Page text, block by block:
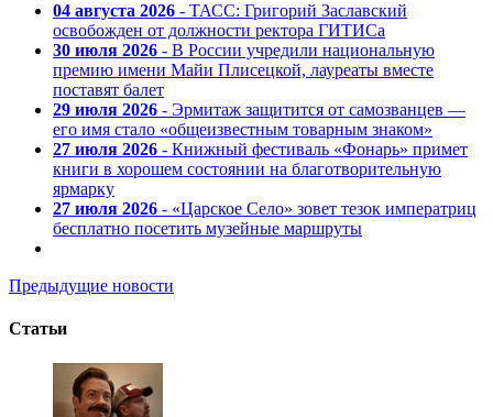
04 августа 2026 - ТАСС: Григорий Заславский
освобожден от должности ректора ГИТИСа
30 июля 2026 - В России учредили национальную
премию имени Майи Плисецкой, лауреаты вместе
поставят балет
29 июля 2026 - Эрмитаж защитится от самозванцев —
его имя стало «общеизвестным товарным знаком»
27 июля 2026 - Книжный фестиваль «Фонарь» примет
книги в хорошем состоянии на благотворительную
ярмарку
27 июля 2026 - «Царское Село» зовет тезок императриц
бесплатно посетить музейные маршруты
Предыдущие новости
Статьи